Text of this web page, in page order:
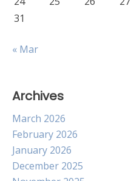
31
« Mar
Archives
March 2026
February 2026
January 2026
December 2025